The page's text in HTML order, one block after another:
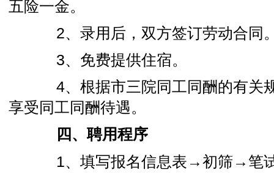
五险一金。
2、录用后，双方签订劳动合同
3、免费提供住宿。
4、根据市三院同工同酬的有关
享受同工同酬待遇。
四、聘用程序
1、填写报名信息表→初筛→笔